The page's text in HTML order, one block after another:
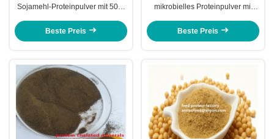
Sojamehl-Proteinpulver mit 50%
Fischmehlersatz
Beste Preis
mikrobielles Proteinpulver mit
von Fischmehl
Beste Preis